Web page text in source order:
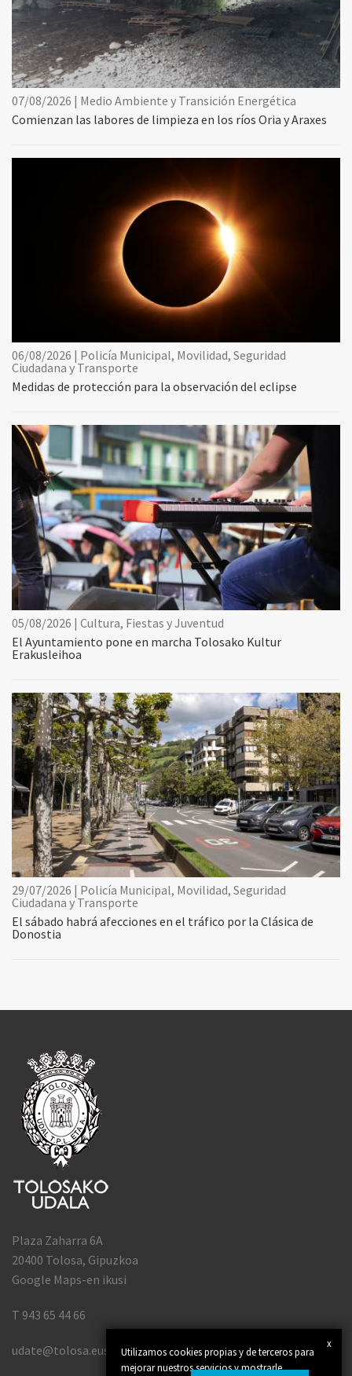
07/08/2026 | Medio Ambiente y Transición Energética
Comienzan las labores de limpieza en los ríos Oria y Araxes
06/08/2026 | Policía Municipal, Movilidad, Seguridad
Ciudadana y Transporte
Medidas de protección para la observación del eclipse
05/08/2026 | Cultura, Fiestas y Juventud
El Ayuntamiento pone en marcha Tolosako Kultur
Erakusleihoa
29/07/2026 | Policía Municipal, Movilidad, Seguridad
Ciudadana y Transporte
El sábado habrá afecciones en el tráfico por la Clásica de
Donostia
x
Utilizamos cookies propias y de terceros para
mejorar nuestros servicios y mostrarle
Plaza Zaharra 6A
20400 Tolosa, Gipuzkoa
Google Maps-en ikusi
T 943 65 44 66
udate@tolosa.eus